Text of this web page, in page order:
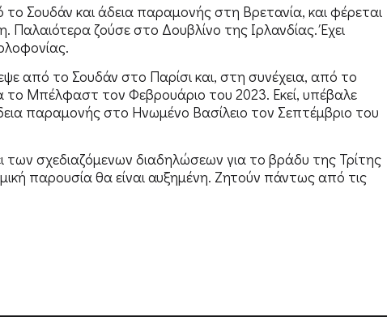
Σουδάν και άδεια παραμονής στη Βρετανία, και φέρεται
Παλαιότερα ζούσε στο Δουβλίνο της Ιρλανδίας. Έχει
από το Σουδάν στο Παρίσι και, στη συνέχεια, από το
το Μπέλφαστ τον Φεβρουάριο του 2023. Εκεί, υπέβαλε
παραμονής στο Ηνωμένο Βασίλειο τον Σεπτέμβριο του
των σχεδιαζόμενων διαδηλώσεων για το βράδυ της Τρίτης
παρουσία θα είναι αυξημένη. Ζητούν πάντως από τις